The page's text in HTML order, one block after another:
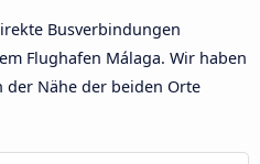
Busverbindungen
Flughafen Málaga. Wir haben
Nähe der beiden Orte